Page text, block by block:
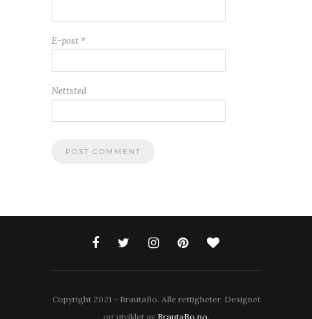
E-post *
Nettsted
Copyright 2021 - BrautaBo. Alle rettigheter. Designet
og utviklet av BrautaBo.no.